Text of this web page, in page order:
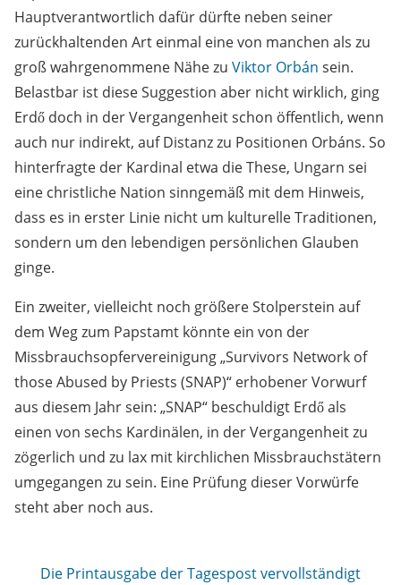
Hauptverantwortlich dafür dürfte neben seiner
zurückhaltenden Art einmal eine von manchen als zu
groß wahrgenommene Nähe zu Viktor Orbán sein.
Belastbar ist diese Suggestion aber nicht wirklich, ging
Erdő doch in der Vergangenheit schon öffentlich, wenn
auch nur indirekt, auf Distanz zu Positionen Orbáns. So
hinterfragte der Kardinal etwa die These, Ungarn sei
eine christliche Nation sinngemäß mit dem Hinweis,
dass es in erster Linie nicht um kulturelle Traditionen,
sondern um den lebendigen persönlichen Glauben
ginge.
Ein zweiter, vielleicht noch größere Stolperstein auf
dem Weg zum Papstamt könnte ein von der
Missbrauchsopfervereinigung „Survivors Network of
those Abused by Priests (SNAP)“ erhobener Vorwurf
aus diesem Jahr sein: „SNAP“ beschuldigt Erdő als
einen von sechs Kardinälen, in der Vergangenheit zu
zögerlich und zu lax mit kirchlichen Missbrauchstätern
umgegangen zu sein. Eine Prüfung dieser Vorwürfe
steht aber noch aus.
Die Printausgabe der Tagespost vervollständigt